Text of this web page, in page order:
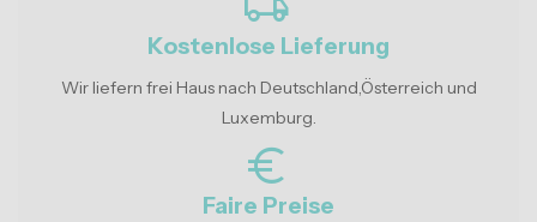
Kostenlose Lieferung
Wir liefern frei Haus nach Deutschland,Österreich und
Luxemburg.
euro_symbol
Faire Preise